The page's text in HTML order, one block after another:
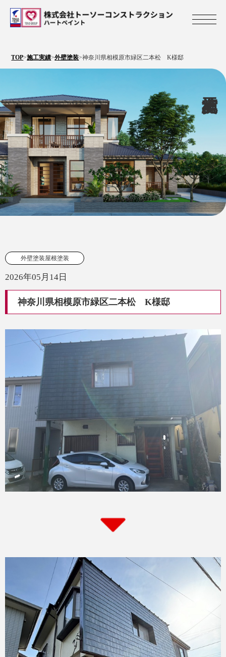
TOP>施工実績>外壁塗装>神奈川県相模原市緑区二本松 K様邸
外壁塗装屋根塗装
2026年05月14日
神奈川県相模原市緑区二本松 K様邸